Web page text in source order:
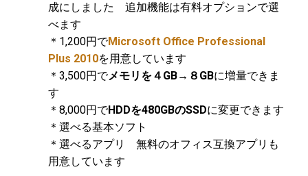
成にしました 追加機能は有料オプションで選
べます
＊1,200円でMicrosoft Office Professional
Plus 2010を用意しています
＊3,500円でメモリを４GB→８GBに増量できま
す
＊8,000円でHDDを480GBのSSDに変更できます
＊選べる基本ソフト
＊選べるアプリ 無料のオフィス互換アプリも
用意しています